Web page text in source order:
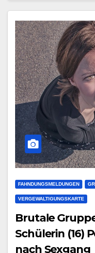
FAHNDUNGSMELDUNGEN
VERGEWALTIGUNGSKARTE
Brutale
Schülerin (16)
nach Sexgang